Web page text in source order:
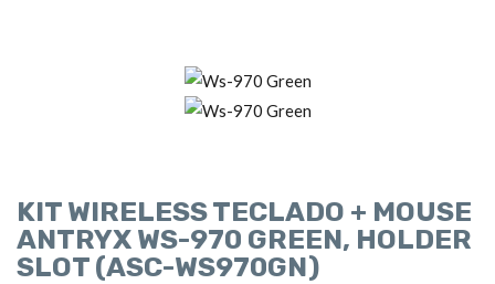
KIT WIRELESS TECLADO + MOUSE
ANTRYX WS-970 GREEN, HOLDER
SLOT (ASC-WS970GN)